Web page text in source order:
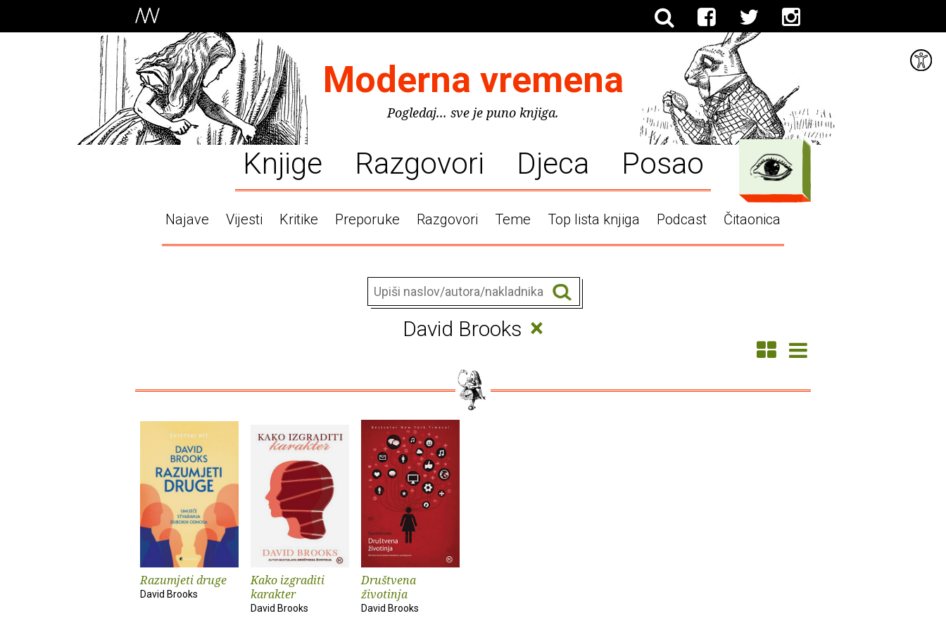
Moderna vremena
Pogledaj... sve je puno knjiga.
Knjige Razgovori Djeca Posao
Najave Vijesti Kritike Preporuke Razgovori Teme Top lista knjiga Podcast Čitaonica
David Brooks ×
Razumjeti druge
David Brooks
Kako izgraditi
karakter
David Brooks
Društvena
životinja
David Brooks